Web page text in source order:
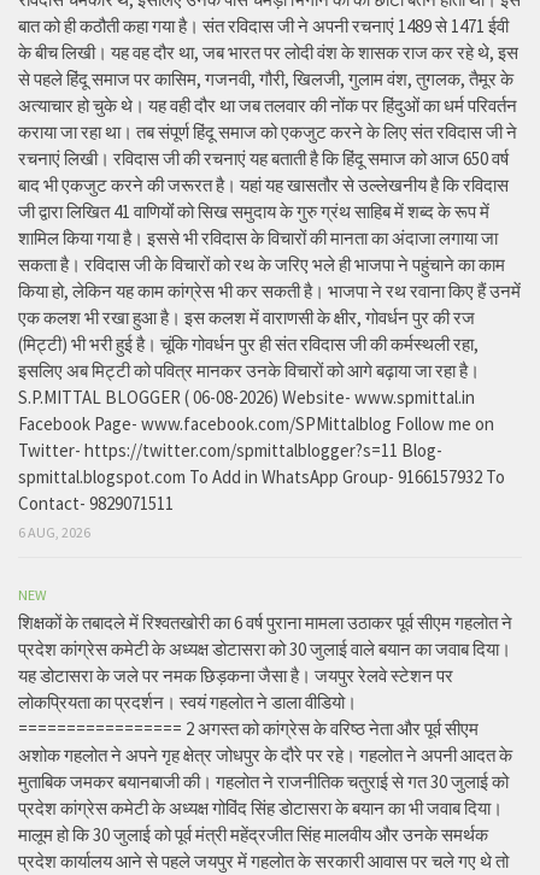
बात को ही कठौती कहा गया है। संत रविदास जी ने अपनी रचनाएं 1489 से 1471 ईवी
के बीच लिखी। यह वह दौर था, जब भारत पर लोदी वंश के शासक राज कर रहे थे, इस
से पहले हिंदू समाज पर कासिम, गजनवी, गौरी, खिलजी, गुलाम वंश, तुगलक, तैमूर के
अत्याचार हो चुके थे। यह वही दौर था जब तलवार की नोंक पर हिंदुओं का धर्म परिवर्तन
कराया जा रहा था। तब संपूर्ण हिंदू समाज को एकजुट करने के लिए संत रविदास जी ने
रचनाएं लिखी। रविदास जी की रचनाएं यह बताती है कि हिंदू समाज को आज 650 वर्ष
बाद भी एकजुट करने की जरूरत है। यहां यह खासतौर से उल्लेखनीय है कि रविदास
जी द्वारा लिखित 41 वाणियोंं को सिख समुदाय के गुरु ग्रंथ साहिब में शब्द के रूप में
शामिल किया गया है। इससे भी रविदास के विचारों की मानता का अंदाजा लगाया जा
सकता है। रविदास जी के विचारों को रथ के जरिए भले ही भाजपा ने पहुंचाने का काम
किया हो, लेकिन यह काम कांग्रेस भी कर सकती है। भाजपा ने रथ रवाना किए हैं उनमें
एक कलश भी रखा हुआ है। इस कलश में वाराणसी के क्षीर, गोवर्धन पुर की रज
(मिट्टी) भी भरी हुई है। चूंकि गोवर्धन पुर ही संत रविदास जी की कर्मस्थली रहा,
इसलिए अब मिट्टी को पवित्र मानकर उनके विचारों को आगे बढ़ाया जा रहा है।
S.P.MITTAL BLOGGER ( 06-08-2026) Website- www.spmittal.in
Facebook Page- www.facebook.com/SPMittalblog Follow me on
Twitter- https://twitter.com/spmittalblogger?s=11 Blog-
spmittal.blogspot.com To Add in WhatsApp Group- 9166157932 To
Contact- 9829071511
6 AUG, 2026
NEW
शिक्षकों के तबादले में रिश्वतखोरी का 6 वर्ष पुराना मामला उठाकर पूर्व सीएम गहलोत ने
प्रदेश कांग्रेस कमेटी के अध्यक्ष डोटासरा को 30 जुलाई वाले बयान का जवाब दिया।
यह डोटासरा के जले पर नमक छिड़कना जैसा है। जयपुर रेलवे स्टेशन पर
लोकप्रियता का प्रदर्शन। स्वयं गहलोत ने डाला वीडियो।
================= 2 अगस्त को कांग्रेस के वरिष्ठ नेता और पूर्व सीएम
अशोक गहलोत ने अपने गृह क्षेत्र जोधपुर के दौरे पर रहे। गहलोत ने अपनी आदत के
मुताबिक जमकर बयानबाजी की। गहलोत ने राजनीतिक चतुराई से गत 30 जुलाई को
प्रदेश कांग्रेस कमेटी के अध्यक्ष गोविंद सिंह डोटासरा के बयान का भी जवाब दिया।
मालूम हो कि 30 जुलाई को पूर्व मंत्री महेंद्रजीत सिंह मालवीय और उनके समर्थक
प्रदेश कार्यालय आने से पहले जयपुर में गहलोत के सरकारी आवास पर चले गए थे तो